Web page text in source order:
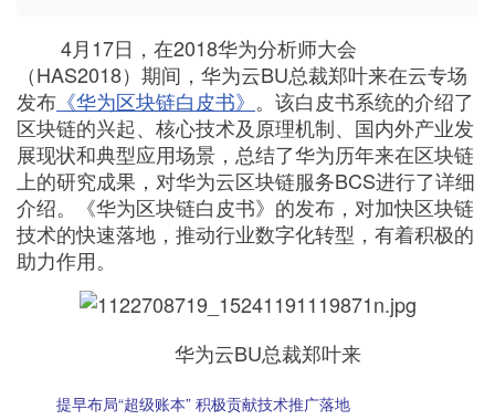
人
主
页
我
的
开
发
4月17日，在2018华为分析师大会
（HAS2018）期间，华为云BU总裁郑叶来在云专场
发布 《华为区块链白皮书》 。该白皮书系统的介绍了
区块链的兴起、核心技术及原理机制、国内外产业发
展现状和典型应用场景，总结了华为历年来在区块链
上的研究成果，对华为云区块链服务BCS进行了详细
介绍。《华为区块链白皮书》的发布，对加快区块链
技术的快速落地，推动行业数字化转型，有着积极的
助力作用。
华为云BU总裁郑叶来
提早布局“超级账本” 积极贡献技术推广落地